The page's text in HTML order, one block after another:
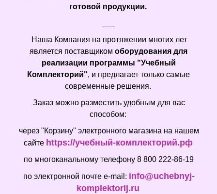
готовой продукции.
Наша Компания на протяжении многих лет
является поставщиком оборудования для
реализации программы "Учебный
Комплекторий", и предлагает только самые
современные решения.
Заказ можно разместить удобным для вас
способом:
через "Корзину" электронного магазина на нашем
сайте https://учебный-комплекторий.рф
по многоканальному телефону 8 800 222-86-19
по электронной почте e-mail: info@uchebnyj-
komplektorij.ru